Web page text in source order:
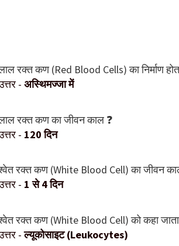
रक्त कण (Red Blood Cells) का निर्माण
- अस्थिमज्जा में
रक्त कण का जीवन काल ❓
- 120 दिन
रक्त कण (White Blood Cell) का जीवन
- 1 से 4 दिन
रक्त कण (White Blood Cell) को कहा जाता
-ल्यूकोसाइट (Leukocytes)